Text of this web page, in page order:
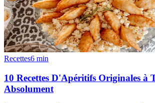
Recettes6 min
10 Recettes D'Apéritifs Originales à
Absolument